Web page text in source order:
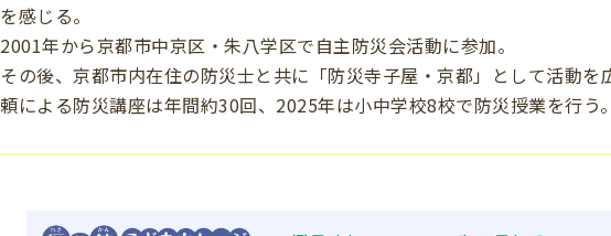
を感じる。
2001年から京都市中京区・朱八学区で自主防災会活動に参加。
その後、京都市内在住の防災士と共に「防災寺子屋・京都」として活動を
頼による防災講座は年間約30回、2025年は小中学校8校で防災授業を行う